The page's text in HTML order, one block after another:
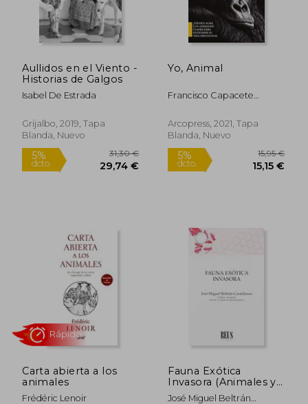
Aullidos en el Viento -
Historias de Galgos
Isabel De Estrada
Grijalbo, 2019, Tapa
Blanda, Nuevo
29,74 €
Yo, Animal
Francisco Capacete
Arcopress, 2021, Tapa
Blanda, Nuevo
5%
Carta abierta a los
animales
Frédéric Lenoir
Fauna Exótica
Invasora (Animales y
Derecho)
José Miguel Beltrán